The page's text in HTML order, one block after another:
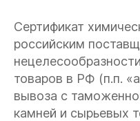
Сертификат
российским
товаров в РФ (п.п.
вывоза с
камней и сырьевых